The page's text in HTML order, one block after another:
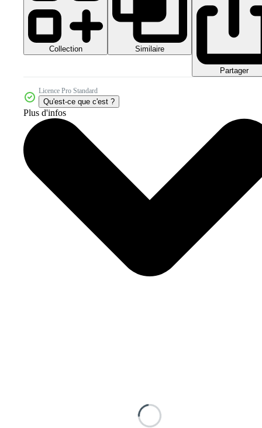
Collection Similaire
Partager
Licence Pro Standard
Qu'est-ce que c'est ?
Plus d'infos